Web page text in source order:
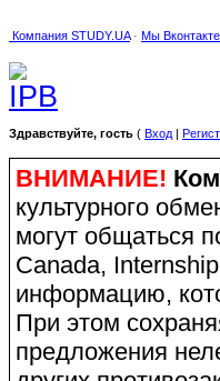
Компания STUDY.UA· Мы Вконтакте
Здравствуйте, гость ( Вход |
ВНИМАНИЕ!
культурного
могут общаться
Canada,
информацию,
При этом
предложения